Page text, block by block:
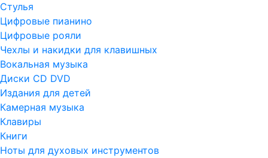
Стулья
Цифровые пианино
Цифровые рояли
Чехлы и накидки для клавишных
Вокальная музыка
Диски CD DVD
Издания для детей
Камерная музыка
Клавиры
Книги
Ноты для духовых инструментов